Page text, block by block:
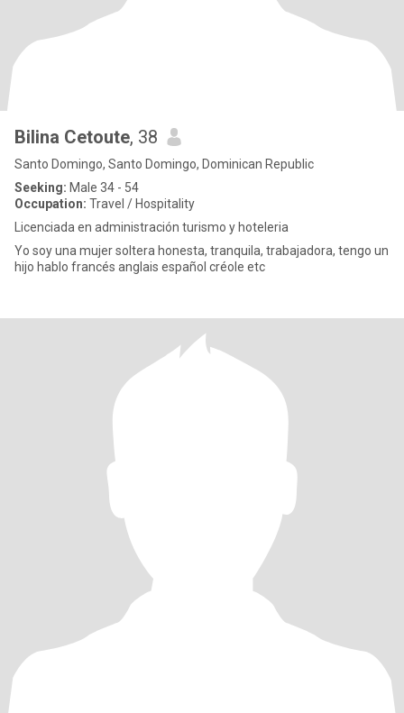
Bilina Cetoute, 38
Santo Domingo, Santo Domingo, Dominican Republic
Seeking: Male 34 - 54
Occupation: Travel / Hospitality
Licenciada en administración turismo y hoteleria
Yo soy una mujer soltera honesta, tranquila, trabajadora, tengo un
hijo hablo francés anglais español créole etc